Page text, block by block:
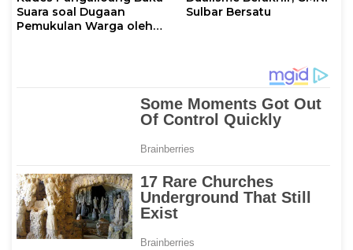
Suara soal Dugaan
Pemukulan Warga oleh
Sulbar Bersatu